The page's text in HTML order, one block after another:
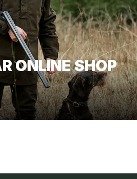
ONLINE SHOP